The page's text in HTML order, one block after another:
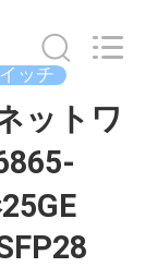
ッチ
ットワ